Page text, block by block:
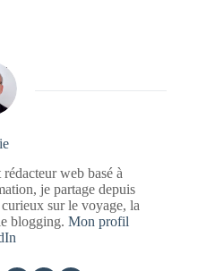
web basé à
je partage depuis
sur le voyage, la
blogging. Mon profil